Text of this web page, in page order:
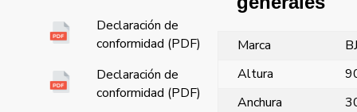
Declaración de
conformidad (PDF)
Declaración de
conformidad (PDF)
Marca
Altura
Anchura